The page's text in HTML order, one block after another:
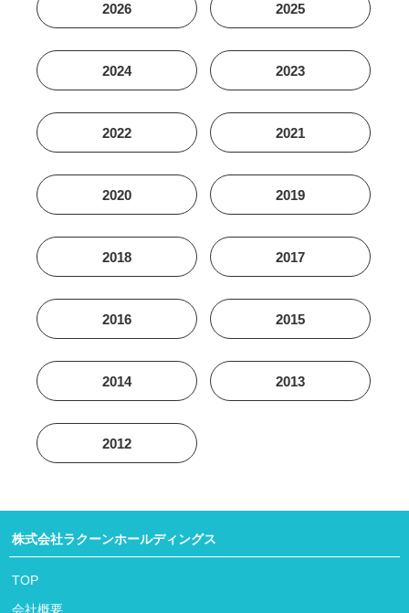
2026 2025
2024 2023
2022 2021
2020 2019
2018 2017
2016 2015
2014 2013
2012
株式会社ラクーンホールディングス
TOP
会社概要